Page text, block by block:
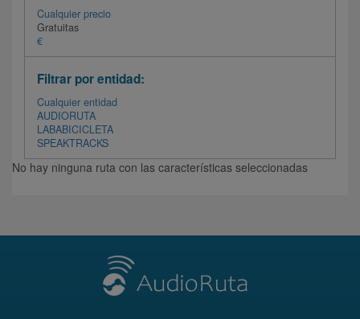
Cualquier precio
Gratuitas
€
Filtrar por entidad:
Cualquier entidad
AUDIORUTA
LABABICICLETA
SPEAKTRACKS
No hay ninguna ruta con las características seleccionadas